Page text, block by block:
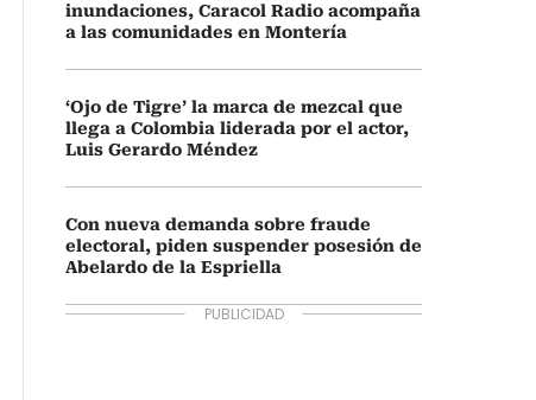
inundaciones, Caracol Radio acompaña
a las comunidades en Montería
‘Ojo de Tigre’ la marca de mezcal que
llega a Colombia liderada por el actor,
Luis Gerardo Méndez
Con nueva demanda sobre fraude
electoral, piden suspender posesión de
Abelardo de la Espriella